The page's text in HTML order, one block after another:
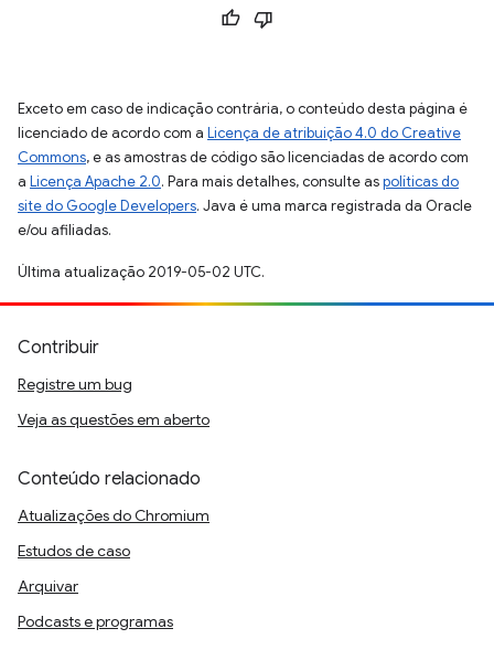
Exceto em caso de indicação contrária, o conteúdo desta página é
licenciado de acordo com a Licença de atribuição 4.0 do Creative
Commons, e as amostras de código são licenciadas de acordo com
a Licença Apache 2.0. Para mais detalhes, consulte aspolíticas do
site do Google Developers. Java é uma marca registrada da Oracle
e/ou afiliadas.
Última atualização 2019-05-02 UTC.
Contribuir
Registre um bug
Veja as questões em aberto
Conteúdo relacionado
Atualizações do Chromium
Estudos de caso
Arquivar
Podcasts e programas